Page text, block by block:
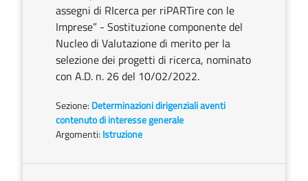
assegni di RIcerca per riPARTire con le
Imprese” - Sostituzione componente del
Nucleo di Valutazione di merito per la
selezione dei progetti di ricerca, nominato
con A.D. n. 26 del 10/02/2022.
Sezione: Determinazioni dirigenziali aventi
contenuto di interesse generale
Argomenti: Istruzione